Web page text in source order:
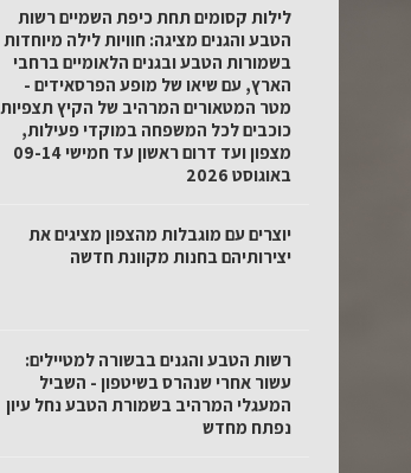
לילות קסומים תחת כיפת השמיים רשות
הטבע והגנים מציגה: חוויות לילה מיוחדות
בשמורות הטבע ובגנים הלאומיים ברחבי
הארץ, עם שיאו של מופע הפרסאידים -
מטר המטאורים המרהיב של הקיץ תצפיות
כוכבים לכל המשפחה במוקדי פעילות,
מצפון ועד דרום ראשון עד חמישי 09-14
באוגוסט 2026
יוצרים עם מוגבלות מהצפון מציגים את
יצירותיהם בחנות מקוונת חדשה
רשות הטבע והגנים בבשורה למטיילים:
עשור אחרי שנהרס בשיטפון - השביל
המעגלי המרהיב בשמורת הטבע נחל עיון
נפתח מחדש